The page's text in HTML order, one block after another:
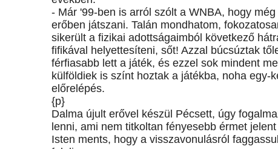
- Már '99-ben is arról szólt a WNBA, hogy
erőben játszani. Talán mondhatom,
sikerült a fizikai adottságaimból következő
fifikával helyettesíteni, sőt! Azzal búcsúztak
férfiasabb lett a játék, és ezzel sok mindent
külföldiek is színt hoztak a játékba, noha
előrelépés.
{p}
Dalma újult erővel készül Pécsett, úgy
lenni, ami nem titkoltan fényesebb érmet
Isten ments, hogy a visszavonulásról